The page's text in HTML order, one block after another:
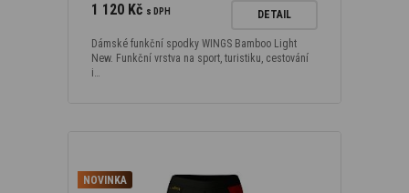
1 120 Kč s DPH DETAIL
Dámské funkční spodky WINGS Bamboo Light
New. Funkční vrstva na sport, turistiku, cestování
i…
NOVINKA